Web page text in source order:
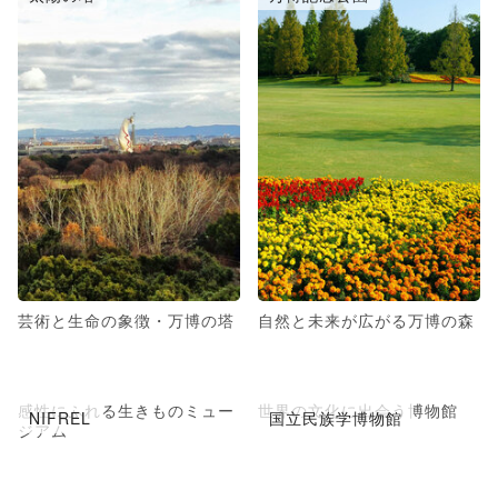
芸術と生命の象徴・万博の塔 自然と未来が広がる万博の森
NIFREL
感性にふれる生きものミュー
ジアム
国立民族学博物館
世界の文化に出会う博物館